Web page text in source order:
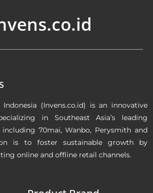
Indonesia (Invens.co.id) is an innovative
in Southeast Asia’s leading
70mai, Wanbo, Perysmith and
is to foster sustainable growth by
online and offline retail channels.